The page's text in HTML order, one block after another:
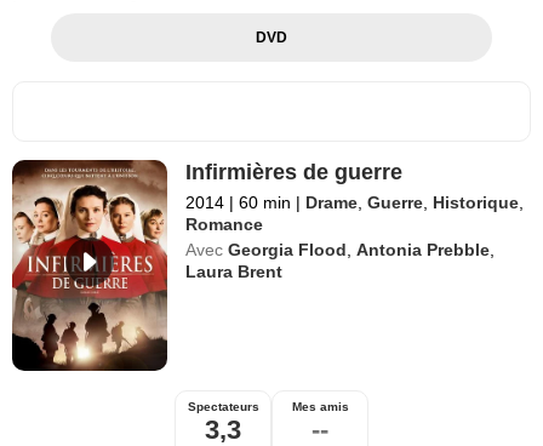
DVD
Infirmières de guerre
2014 | 60 min | Drame ,Guerre Historique
Romance
Avec Georgia Flood ,Antonia Prebble
Laura Brent
Spectateurs
3,3
Mes amis
--